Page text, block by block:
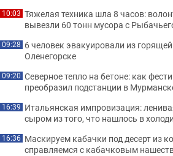
10:03 Тяжелая техника шла 8 часов:
вывезли 60 тонн мусора с
09:28 6 человек эвакуировали из
Оленегорске
09:20 Северное тепло на бетоне: как
преобразил подстанции в
16:39 Итальянская импровизация:
сыром из того, что нашлось в
16:36 Маскируем кабачки под десерт из
справляемся с кабачковым